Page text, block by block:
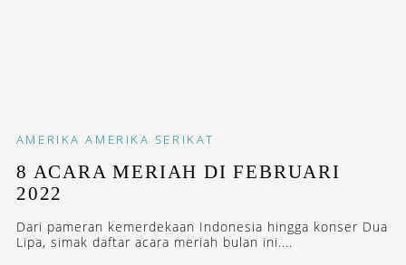
AMERIKA AMERIKA SERIKAT
8 ACARA MERIAH DI FEBRUARI
2022
Dari pameran kemerdekaan Indonesia hingga konser Dua
Lipa, simak daftar acara meriah bulan ini....